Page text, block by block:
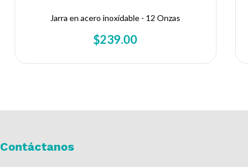
Jarra en acero inoxidable - 12 Onzas
$239.00
Contáctanos